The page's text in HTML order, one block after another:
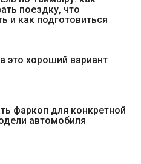
поездку, что
и как подготовиться
это хороший вариант
фаркоп для конкретной
автомобиля